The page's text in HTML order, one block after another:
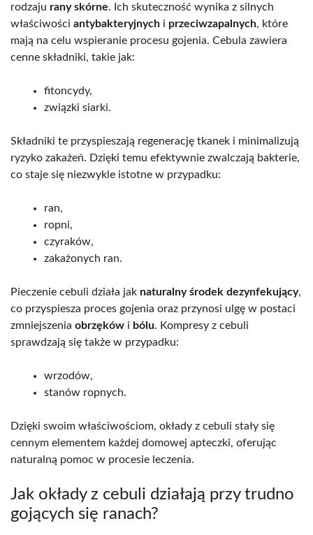
rodzaju rany skórne. Ich skuteczność wynika z silnych
właściwości antybakteryjnych i przeciwzapalnych, które
mają na celu wspieranie procesu gojenia. Cebula zawiera
cenne składniki, takie jak:
fitoncydy,
związki siarki.
Składniki te przyspieszają regenerację tkanek i minimalizują
ryzyko zakażeń. Dzięki temu efektywnie zwalczają bakterie,
co staje się niezwykle istotne w przypadku:
ran,
ropni,
czyraków,
zakażonych ran.
Pieczenie cebuli działa jak naturalny środek dezynfekujący,
co przyspiesza proces gojenia oraz przynosi ulgę w postaci
zmniejszenia obrzęków i bólu. Kompresy z cebuli
sprawdzają się także w przypadku:
wrzodów,
stanów ropnych.
Dzięki swoim właściwościom, okłady z cebuli stały się
cennym elementem każdej domowej apteczki, oferując
naturalną pomoc w procesie leczenia.
Jak okłady z cebuli działają przy trudno
gojących się ranach?